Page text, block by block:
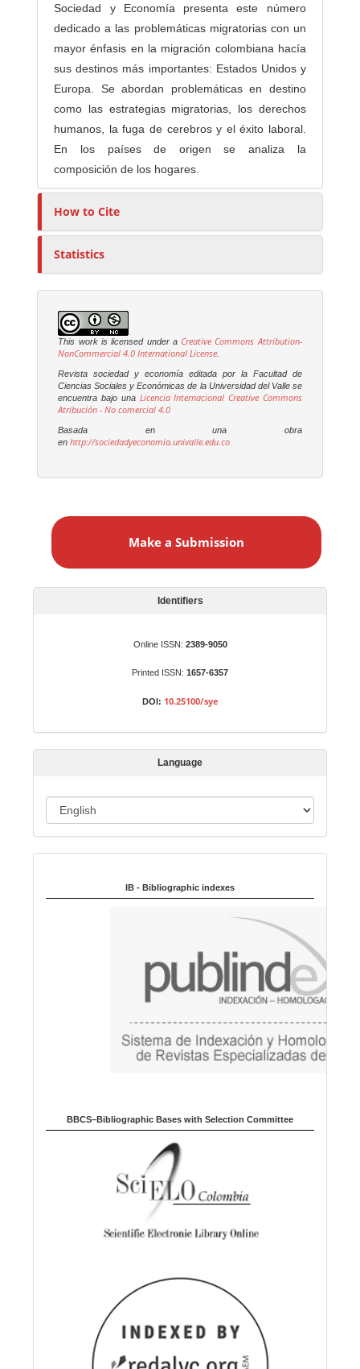
Sociedad y Economía presenta este número
dedicado a las problemáticas migratorias con un
mayor énfasis en la migración colombiana hacía
sus destinos más importantes: Estados Unidos y
Europa. Se abordan problemáticas en destino
como las estrategias migratorias, los derechos
humanos, la fuga de cerebros y el éxito laboral.
En los países de origen se analiza la
composición de los hogares.
How to Cite
Statistics
This work is licensed under a Creative Commons Attribution-
NonCommercial 4.0 International License.
Revista sociedad y economía editada por la Facultad de
Ciencias Sociales y Económicas de la Universidad del Valle se
encuentra bajo unaLicencia Internacional Creative Commons
Atribución - No comercial 4.0
Basada en una obra
enhttp://sociedadyeconomia.univalle.edu.co
a
i
Make a Submission
Identifiers
Online ISSN: 2389-9050
Printed ISSN: 1657-6357
DOI: 10.25100/sye
Language
a
u
IB - Bibliographic indexes
BBCS–Bibliographic Bases with Selection Committee